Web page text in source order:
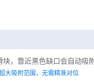
块，靠近黑色缺口会自动吸
大吸附范围，无需精准对位